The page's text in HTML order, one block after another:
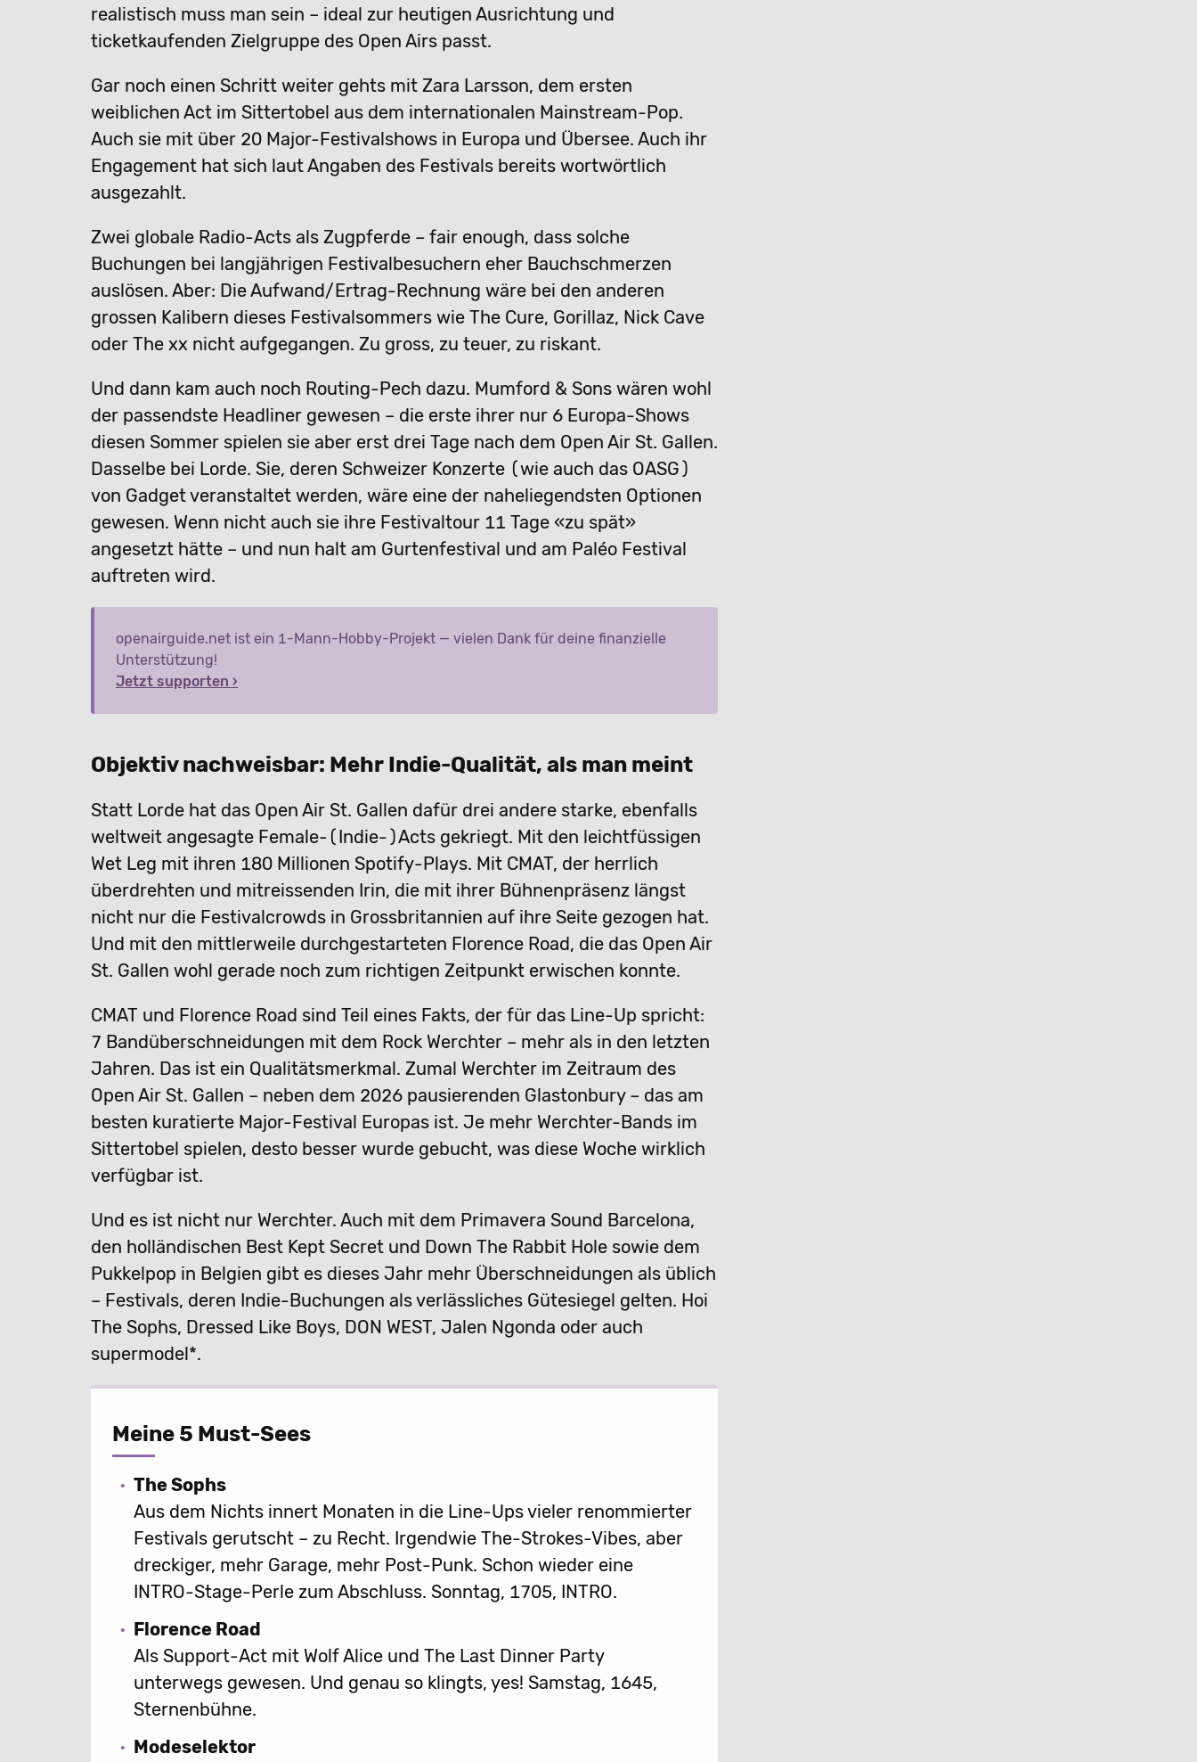
realistisch muss man sein – ideal zur heutigen Ausrichtung und
ticketkaufenden Zielgruppe des Open Airs passt.
Gar noch einen Schritt weiter gehts mit Zara Larsson, dem ersten
weiblichen Act im Sittertobel aus dem internationalen Mainstream-Pop.
Auch sie mit über 20 Major-Festivalshows in Europa und Übersee. Auch ihr
Engagement hat sich laut Angaben des Festivals bereits wortwörtlich
ausgezahlt.
Zwei globale Radio-Acts als Zugpferde – fair enough, dass solche
Buchungen bei langjährigen Festivalbesuchern eher Bauchschmerzen
auslösen. Aber: Die Aufwand/Ertrag-Rechnung wäre bei den anderen
grossen Kalibern dieses Festivalsommers wie The Cure, Gorillaz, Nick Cave
oder The xx nicht aufgegangen. Zu gross, zu teuer, zu riskant.
Und dann kam auch noch Routing-Pech dazu. Mumford & Sons wären wohl
der passendste Headliner gewesen – die erste ihrer nur 6 Europa-Shows
diesen Sommer spielen sie aber erst drei Tage nach dem Open Air St. Gallen.
Dasselbe bei Lorde. Sie, deren Schweizer Konzerte (wie auch das OASG)
von Gadget veranstaltet werden, wäre eine der naheliegendsten Optionen
gewesen. Wenn nicht auch sie ihre Festivaltour 11 Tage «zu spät»
angesetzt hätte – und nun halt am Gurtenfestival und am Paléo Festival
auftreten wird.
openairguide.net ist ein 1-Mann-Hobby-Projekt — vielen Dank für deine finanzielle
Unterstützung!
Jetzt supporten ›
Objektiv nachweisbar: Mehr Indie-Qualität, als man meint
Statt Lorde hat das Open Air St. Gallen dafür drei andere starke, ebenfalls
weltweit angesagte Female-(Indie-)Acts gekriegt. Mit den leichtfüssigen
Wet Leg mit ihren 180 Millionen Spotify-Plays. Mit CMAT, der herrlich
überdrehten und mitreissenden Irin, die mit ihrer Bühnenpräsenz längst
nicht nur die Festivalcrowds in Grossbritannien auf ihre Seite gezogen hat.
Und mit den mittlerweile durchgestarteten Florence Road, die das Open Air
St. Gallen wohl gerade noch zum richtigen Zeitpunkt erwischen konnte.
CMAT und Florence Road sind Teil eines Fakts, der für das Line-Up spricht:
7 Bandüberschneidungen mit dem Rock Werchter – mehr als in den letzten
Jahren. Das ist ein Qualitätsmerkmal. Zumal Werchter im Zeitraum des
Open Air St. Gallen – neben dem 2026 pausierenden Glastonbury – das am
besten kuratierte Major-Festival Europas ist. Je mehr Werchter-Bands im
Sittertobel spielen, desto besser wurde gebucht, was diese Woche wirklich
verfügbar ist.
Und es ist nicht nur Werchter. Auch mit dem Primavera Sound Barcelona,
den holländischen Best Kept Secret und Down The Rabbit Hole sowie dem
Pukkelpop in Belgien gibt es dieses Jahr mehr Überschneidungen als üblich
– Festivals, deren Indie-Buchungen als verlässliches Gütesiegel gelten. Hoi
The Sophs, Dressed Like Boys, DON WEST, Jalen Ngonda oder auch
supermodel*.
Meine 5 Must-Sees
The Sophs
Aus dem Nichts innert Monaten in die Line-Ups vieler renommierter
Festivals gerutscht – zu Recht. Irgendwie The-Strokes-Vibes, aber
dreckiger, mehr Garage, mehr Post-Punk. Schon wieder eine
INTRO-Stage-Perle zum Abschluss. Sonntag, 1705, INTRO.
Florence Road
Als Support-Act mit Wolf Alice und The Last Dinner Party
unterwegs gewesen. Und genau so klingts, yes! Samstag, 1645,
Sternenbühne.
Modeselektor